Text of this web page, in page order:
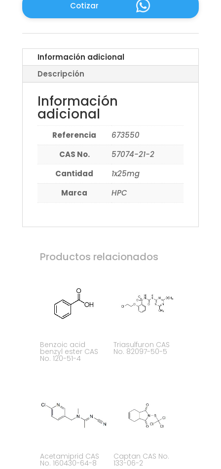
Cotizar
Información adicional
Descripción
Información
adicional
Referencia
673550
CAS No.
57074-21-2
Cantidad
1x25mg
Marca
HPC
Productos relacionados
Benzoic acid
benzyl ester CAS
No. 120-51-4
Triasulfuron CAS
No. 82097-50-5
Acetamiprid CAS
No. 160430-64-8
Captan CAS No.
133-06-2